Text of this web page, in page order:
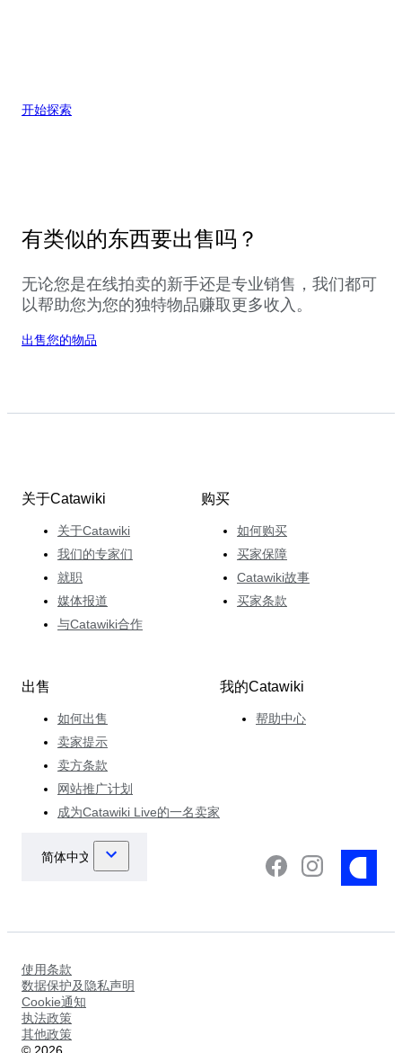
开始探索
有类似的东西要出售吗？
无论您是在线拍卖的新手还是专业销售，我们都可
以帮助您为您的独特物品赚取更多收入。
出售您的物品
关于Catawiki
关于Catawiki
我们的专家们
就职
媒体报道
与Catawiki合作
购买
如何购买
买家保障
Catawiki故事
买家条款
出售
如何出售
卖家提示
卖方条款
网站推广计划
成为Catawiki Live的一名卖家
我的Catawiki
帮助中心
使用条款
数据保护及隐私声明
Cookie通知
执法政策
其他政策